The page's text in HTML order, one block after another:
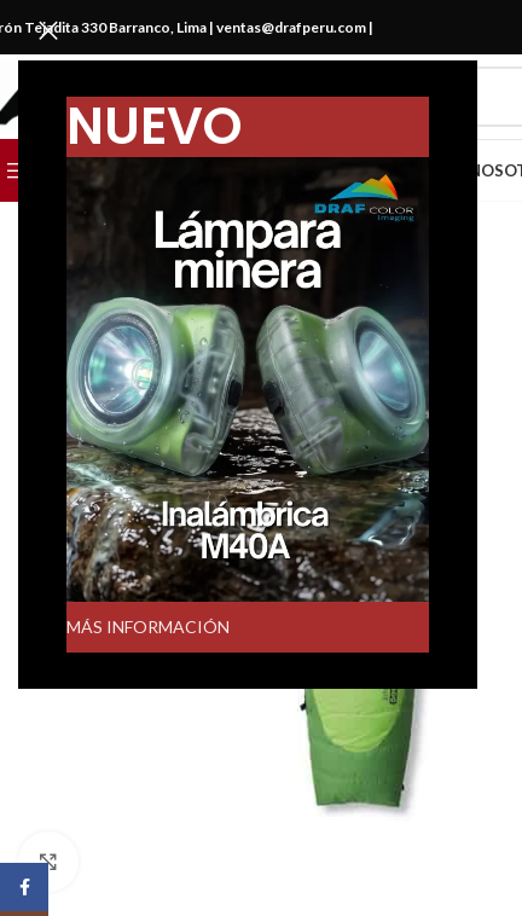
NUEVO
MÁS INFORMACIÓN
Tejadita 330 Barranco, Lima | ventas@drafperu.com |
CATEGORIAS CATÁLOGO